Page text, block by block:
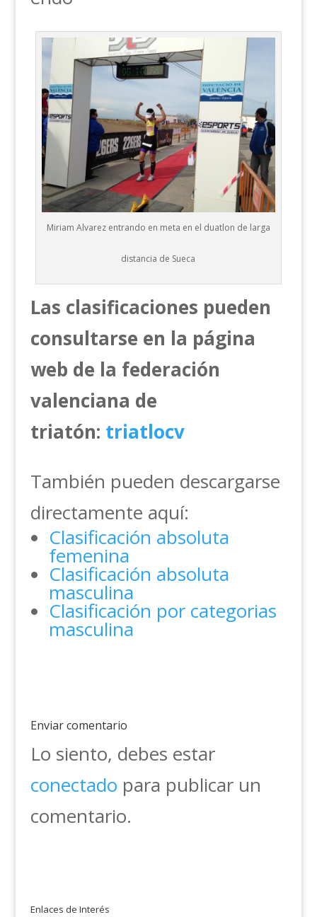
Miriam Alvarez entrando en meta en el duatlon de larga
distancia de Sueca
Las clasificaciones pueden
consultarse en la página
web de la federación
valenciana de
triatón: triatlocv
También pueden descargarse
directamente aquí:
Clasificación absoluta
femenina
Clasificación absoluta
masculina
Clasificación por categorias
masculina
Enviar comentario
Lo siento, debes estar
conectado para publicar un
comentario.
Enlaces de Interés